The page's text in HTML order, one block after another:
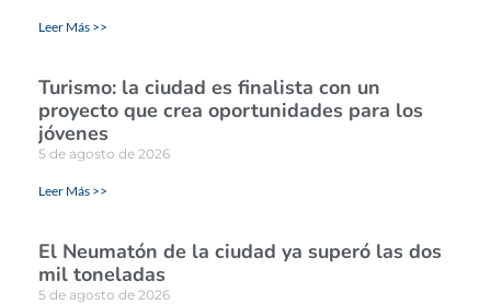
Leer Más >>
Turismo: la ciudad es finalista con un
proyecto que crea oportunidades para los
jóvenes
5 de agosto de 2026
Leer Más >>
El Neumatón de la ciudad ya superó las dos
mil toneladas
5 de agosto de 2026